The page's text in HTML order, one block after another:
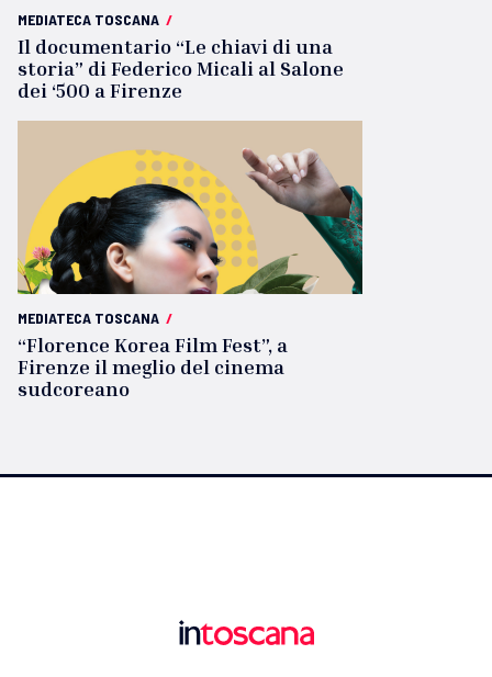
MEDIATECA TOSCANA /
Il documentario “Le chiavi di una
storia” di Federico Micali al Salone
dei ‘500 a Firenze
MEDIATECA TOSCANA /
“Florence Korea Film Fest”, a
Firenze il meglio del cinema
sudcoreano